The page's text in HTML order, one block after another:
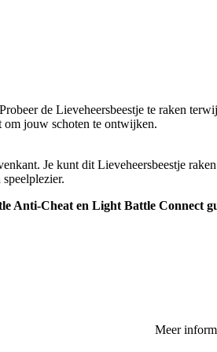
de Lieveheersbeestje te raken
om jouw schoten te ontwijken.
Je kunt dit Lieveheersbeestje
Anti-Cheat en Light Battle Connect
Meer